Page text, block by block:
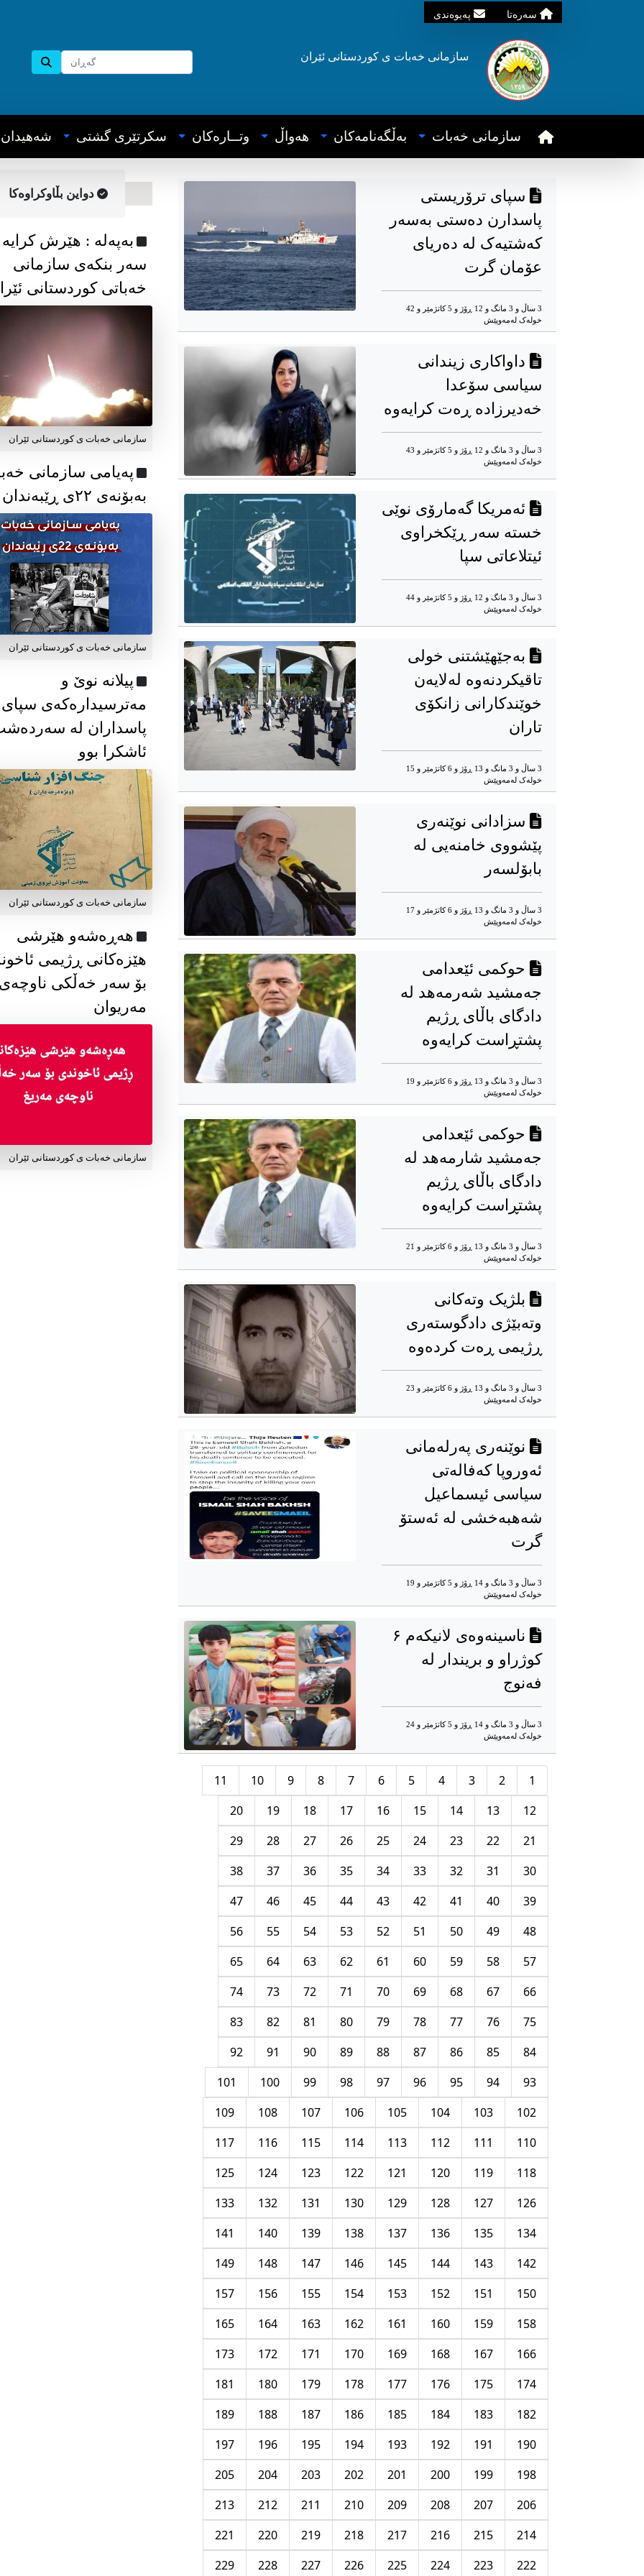
سه‌ره‌تا په‌یوه‌ندی
سازمانی خه‌بات ی کوردستانی ئێران
سازمانی خه‌بات به‌ڵگه‌نامه‌کان هه‌واڵ وتــاره‌کان سکرتێری گشتی شه‌هیدان
سپای ترۆریستی
پاسدارن دەستی بەسەر
کەشتیەک لە دەریای
عۆمان گرت
3 ساڵ و 3 مانگ و 12 ڕۆژ و 5 کاتژمێر و 42
خوله‌ک له‌مه‌وپێش‌
داواکاری زیندانی
سیاسی سۆعدا
خەدیرزادە ڕەت کرایەوە
3 ساڵ و 3 مانگ و 12 ڕۆژ و 5 کاتژمێر و 43
خوله‌ک له‌مه‌وپێش‌
ئەمریکا گەمارۆی نوێی
خستە سەر ڕێکخراوی
ئیتلاعاتی سپا
3 ساڵ و 3 مانگ و 12 ڕۆژ و 5 کاتژمێر و 44
خوله‌ک له‌مه‌وپێش‌
بەجێهێشتنی خولی
تاقیکردنەوە لەلایەن
خوێندکارانی زانکۆی
تاران
3 ساڵ و 3 مانگ و 13 ڕۆژ و 6 کاتژمێر و 15
خوله‌ک له‌مه‌وپێش‌
سزادانی نوێنەری
پێشووی خامنەیی لە
بابۆلسەر
3 ساڵ و 3 مانگ و 13 ڕۆژ و 6 کاتژمێر و 17
خوله‌ک له‌مه‌وپێش‌
حوکمی ئێعدامی
جەمشید شەرمەهد لە
دادگای باڵای ڕژیم
پشتڕاست کرایەوە
3 ساڵ و 3 مانگ و 13 ڕۆژ و 6 کاتژمێر و 19
خوله‌ک له‌مه‌وپێش‌
حوکمی ئێعدامی
جەمشید شارمەهد لە
دادگای باڵای ڕژیم
پشتڕاست کرایەوە
3 ساڵ و 3 مانگ و 13 ڕۆژ و 6 کاتژمێر و 21
خوله‌ک له‌مه‌وپێش‌
بلژیک وتەکانی
وتەبێژی دادگوستەری
ڕژیمی ڕەت کردەوە
3 ساڵ و 3 مانگ و 13 ڕۆژ و 6 کاتژمێر و 23
خوله‌ک له‌مه‌وپێش‌
نوێنەری پەرلەمانی
ئەوروپا کەفالەتی
سیاسی ئیسماعیل
شەهبەخشی لە ئەستۆ
گرت
3 ساڵ و 3 مانگ و 14 ڕۆژ و 5 کاتژمێر و 19
خوله‌ک له‌مه‌وپێش‌
ناسینەوەی لانیکەم ۶
کوژراو و بریندار لە
فەنوج
3 ساڵ و 3 مانگ و 14 ڕۆژ و 5 کاتژمێر و 24
خوله‌ک له‌مه‌وپێش‌
1
2
3
4
5
6
7
8
9
10
11
12
13
14
15
16
17
18
19
20
21
22
23
24
25
26
27
28
29
30
31
32
33
34
35
36
37
38
39
40
41
42
43
44
45
46
47
48
49
50
51
52
53
54
55
56
57
58
59
60
61
62
63
64
65
66
67
68
69
70
71
72
73
74
75
76
77
78
79
80
81
82
83
84
85
86
87
88
89
90
91
92
93
94
95
96
97
98
99
100
101
102
103
104
105
106
107
108
109
110
111
112
113
114
115
116
117
118
119
120
121
122
123
124
125
126
127
128
129
130
131
132
133
134
135
136
137
138
139
140
141
142
143
144
145
146
147
148
149
150
151
152
153
154
155
156
157
158
159
160
161
162
163
164
165
166
167
168
169
170
171
172
173
174
175
176
177
178
179
180
181
182
183
184
185
186
187
188
189
190
191
192
193
194
195
196
197
198
199
200
201
202
203
204
205
206
207
208
209
210
211
212
213
214
215
216
217
218
219
220
221
222
223
224
225
226
227
228
229
دواین بڵاوکراوه‌کا
به‌په‌له‌ : هێرش کرایە
سەر بنکەی سازمانی
خەباتی کوردستانی
سازمانی خەبات ی کوردستانی ئێران
پەیامی سازمانی
بەبۆنەی ۲۲ی ڕێبەندان
سازمانی خەبات ی كوردستانی ئێران
پیلانە نوێ و
مەترسیدارەکەی سپای
پاسداران لە
ئاشکرا بوو
سازمانی خەبات ی كوردستانی ئێران
هەڕەشەو هێرشی
هێزەکانی ڕژیمی
بۆ سەر خەڵکی
مەریوان
سازمانی خەبات ی کوردستانی ئێران